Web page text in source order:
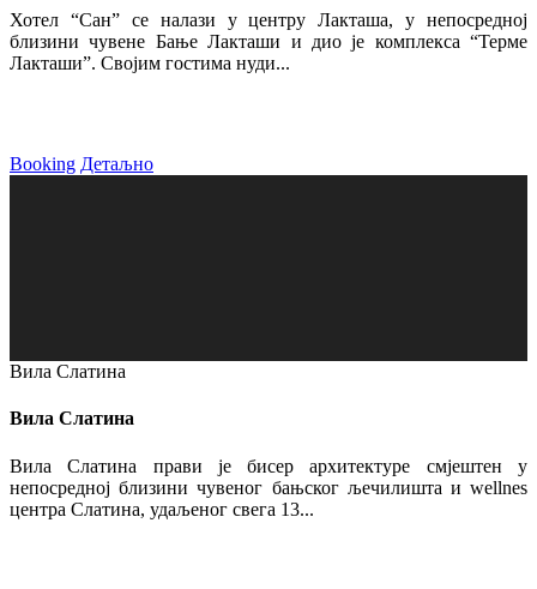
Хотел “Сан” се налази у центру Лакташа, у непосредној
близини чувене Бање Лакташи и дио је комплекса “Терме
Лакташи”. Својим гостима нуди...
Booking Детаљно
Вила Слатина
Вила Слатина
Вила Слатина прави је бисер архитектуре смјештен у
непосредној близини чувеног бањског љечилишта и wellnes
центра Слатина, удаљеног свега 13...